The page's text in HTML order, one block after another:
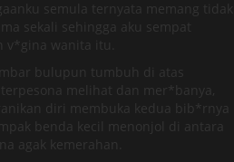
semula ternyata memang tidak
sekali sehingga aku sempat
v*gina wanita itu.
bulupun tumbuh di atas
melihat dan mer*banya,
diri membuka kedua bib*rnya
benda kecil menonjol di antara
agak kemerahan.